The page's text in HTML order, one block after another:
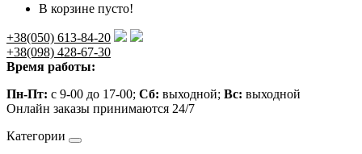
В корзине пусто!
+38(050) 613-84-20
+38(098) 428-67-30
Время работы:
Пн-Пт: с 9-00 до 17-00; Сб: выходной; Вс: выходной
Онлайн заказы принимаются 24/7
Категории